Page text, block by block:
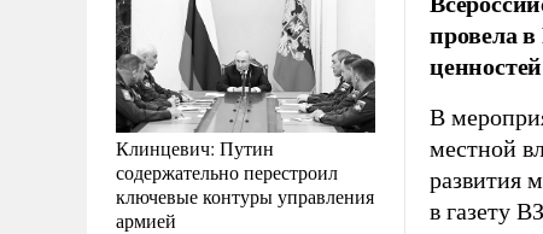
Клинцевич: Путин
содержательно перестроил
ключевые контуры управления
армией
провела
В
местной
развития
в газету